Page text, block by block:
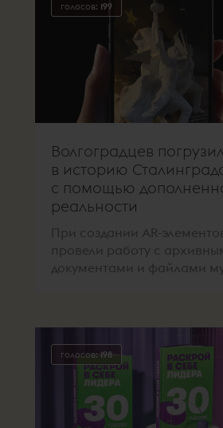
голосов: 199
Волгоградцев
в историю
с помощью
реальности
При создании AR-
провели работу с
документами и файлами
голосов: 198